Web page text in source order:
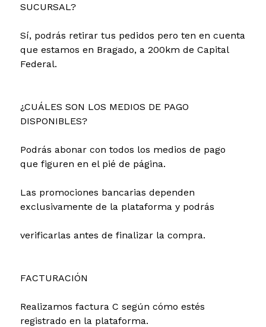
SUCURSAL?
Sí, podrás retirar tus pedidos pero ten en cuenta
que estamos en Bragado, a 200km de Capital
Federal.
¿CUÁLES SON LOS MEDIOS DE PAGO
DISPONIBLES?
Podrás abonar con todos los medios de pago
que figuren en el pié de página.
Las promociones bancarias dependen
exclusivamente de la plataforma y podrás
verificarlas antes de finalizar la compra.
FACTURACIÓN
Realizamos factura C según cómo estés
registrado en la plataforma.